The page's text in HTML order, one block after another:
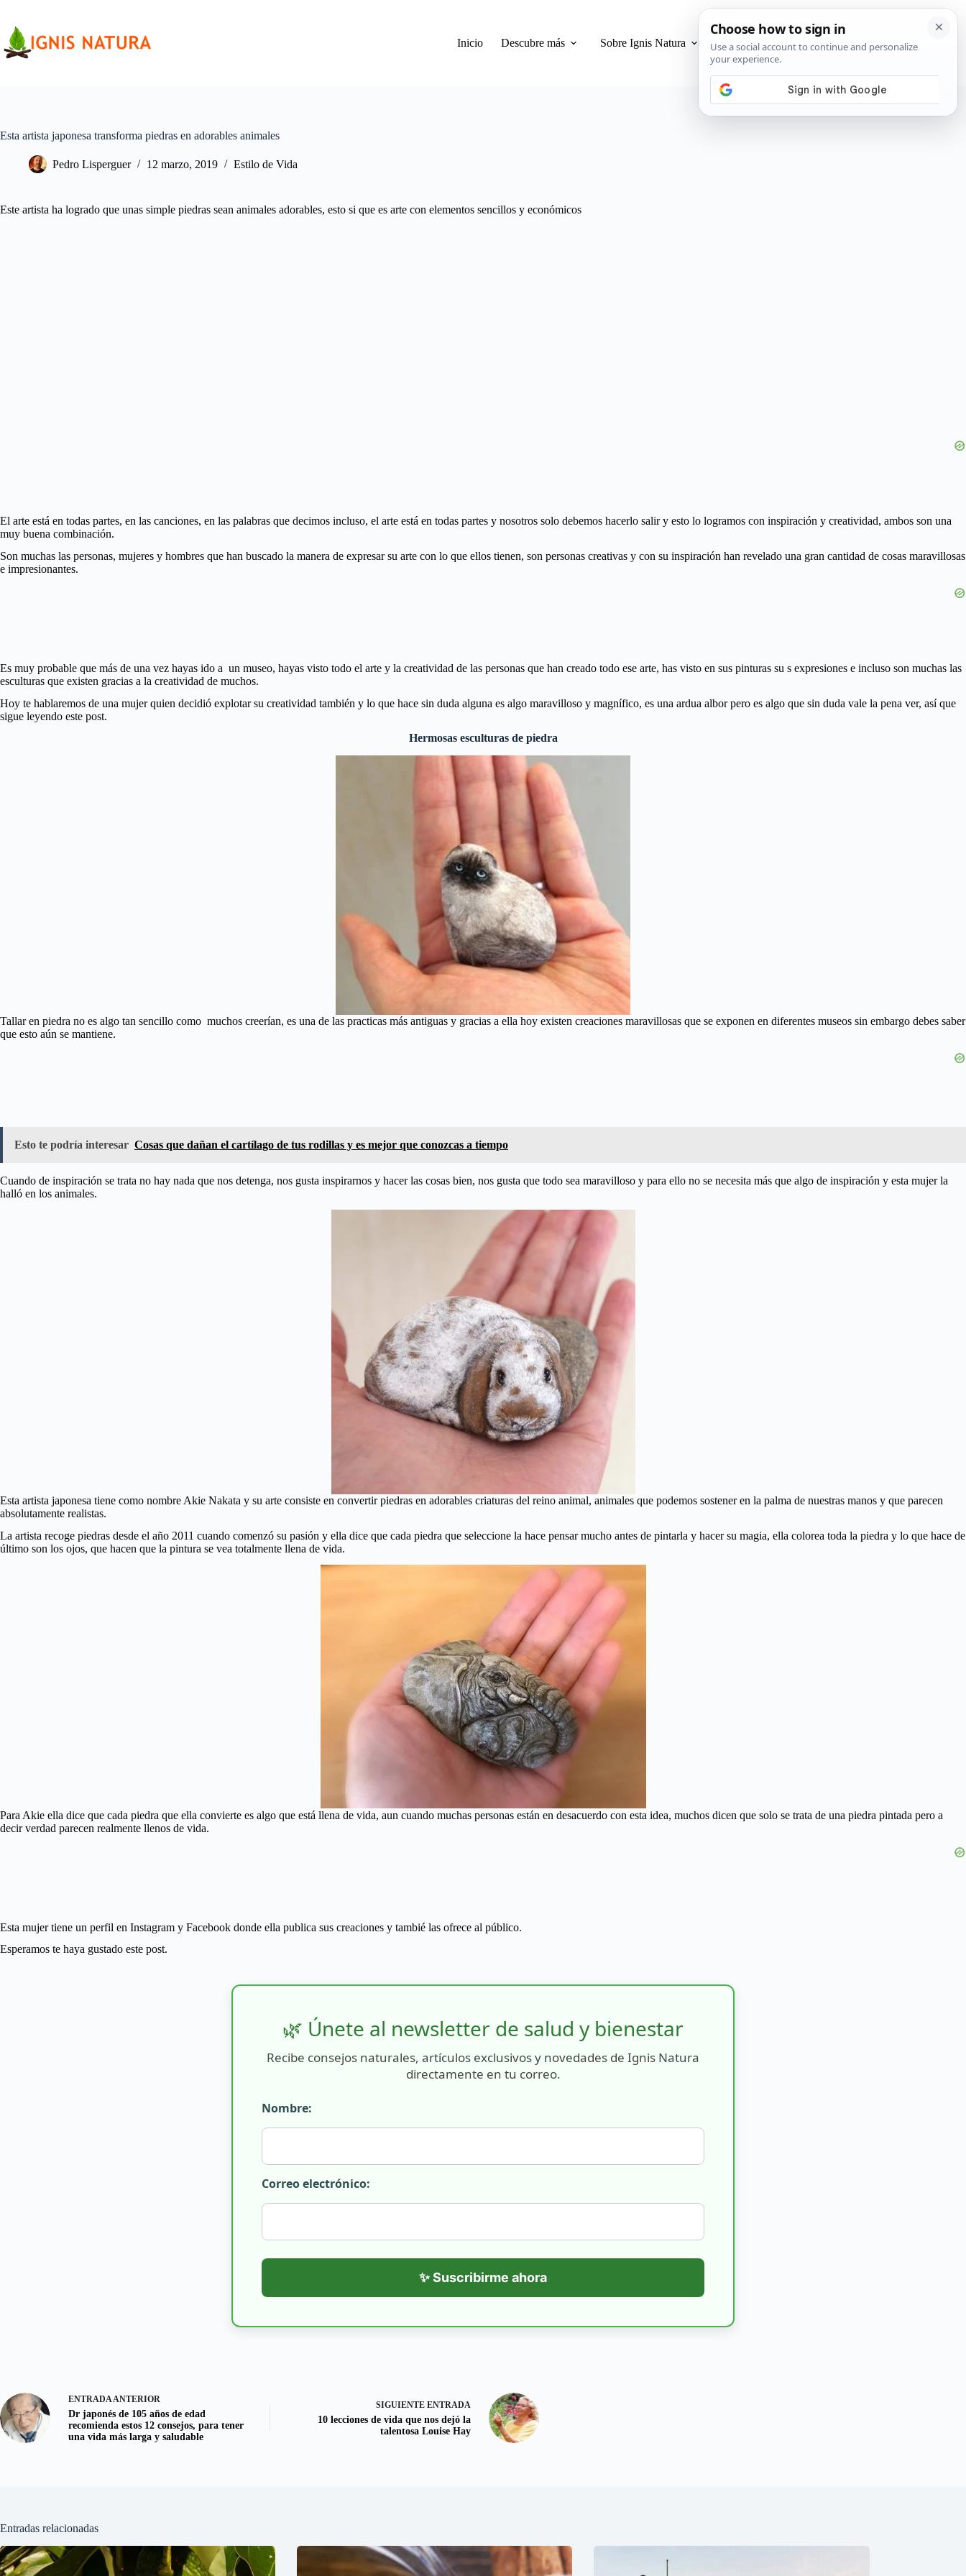
contenido
Inicio
Descubre más Sobre Ignis Natura Privacidad y Cookies
Esta artista japonesa transforma piedras en adorables animales
Pedro Lisperguer 12 marzo, 2019 Estilo de Vida
Este artista ha logrado que unas simple piedras sean animales adorables, esto si que es arte con elementos sencillos y económicos
El arte está en todas partes, en las canciones, en las palabras que decimos incluso, el arte está en todas partes y nosotros solo debemos hacerlo salir y esto lo logramos con inspiración y creatividad, ambos son una
muy buena combinación.
Son muchas las personas, mujeres y hombres que han buscado la manera de expresar su arte con lo que ellos tienen, son personas creativas y con su inspiración han revelado una gran cantidad de cosas maravillosas
e impresionantes.
Es muy probable que más de una vez hayas ido a un museo, hayas visto todo el arte y la creatividad de las personas que han creado todo ese arte, has visto en sus pinturas su s expresiones e incluso son muchas las
esculturas que existen gracias a la creatividad de muchos.
Hoy te hablaremos de una mujer quien decidió explotar su creatividad también y lo que hace sin duda alguna es algo maravilloso y magnífico, es una ardua albor pero es algo que sin duda vale la pena ver, así que
sigue leyendo este post.
Hermosas esculturas de piedra
Tallar en piedra no es algo tan sencillo como muchos creerían, es una de las practicas más antiguas y gracias a ella hoy existen creaciones maravillosas que se exponen en diferentes museos sin embargo debes saber
que esto aún se mantiene.
Esto te podría interesar Cosas que dañan el cartílago de tus rodillas y es mejor que conozcas a tiempo
Cuando de inspiración se trata no hay nada que nos detenga, nos gusta inspirarnos y hacer las cosas bien, nos gusta que todo sea maravilloso y para ello no se necesita más que algo de inspiración y esta mujer la
halló en los animales.
Esta artista japonesa tiene como nombre Akie Nakata y su arte consiste en convertir piedras en adorables criaturas del reino animal, animales que podemos sostener en la palma de nuestras manos y que parecen
absolutamente realistas.
La artista recoge piedras desde el año 2011 cuando comenzó su pasión y ella dice que cada piedra que seleccione la hace pensar mucho antes de pintarla y hacer su magia, ella colorea toda la piedra y lo que hace de
último son los ojos, que hacen que la pintura se vea totalmente llena de vida.
Para Akie ella dice que cada piedra que ella convierte es algo que está llena de vida, aun cuando muchas personas están en desacuerdo con esta idea, muchos dicen que solo se trata de una piedra pintada pero a
decir verdad parecen realmente llenos de vida.
Esta mujer tiene un perfil en Instagram y Facebook donde ella publica sus creaciones y tambié las ofrece al público.
Esperamos te haya gustado este post.
🌿 Únete al newsletter de salud y bienestar
Recibe consejos naturales, artículos exclusivos y novedades de Ignis Natura
directamente en tu correo.
Nombre:
Correo electrónico:
✨ Suscribirme ahora
ENTRADAANTERIOR
Dr japonés de 105 años de edad
recomienda estos 12 consejos, para tener
una vida más larga y saludable
SIGUIENTE ENTRADA
10 lecciones de vida que nos dejó la
talentosa Louise Hay
Entradas relacionadas